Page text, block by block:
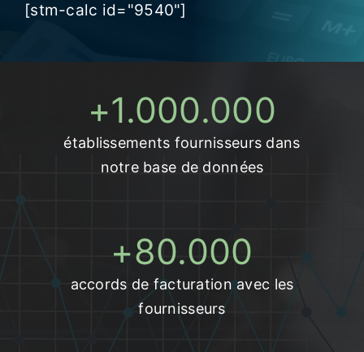
[stm-calc id="9540"]
+1.000.000
établissements fournisseurs dans
notre base de données
+80.000
accords de facturation avec les
fournisseurs